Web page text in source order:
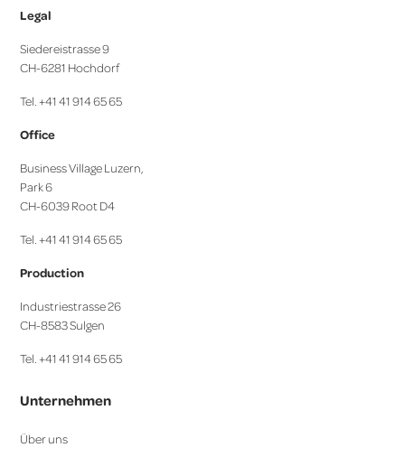
Legal
Siedereistrasse 9
CH-6281 Hochdorf
Tel. +41 41 914 65 65
Office
Business Village Luzern,
Park 6
CH-6039 Root D4
Tel. +41 41 914 65 65
Production
Industriestrasse 26
CH-8583 Sulgen
Tel. +41 41 914 65 65
Unternehmen
Über uns